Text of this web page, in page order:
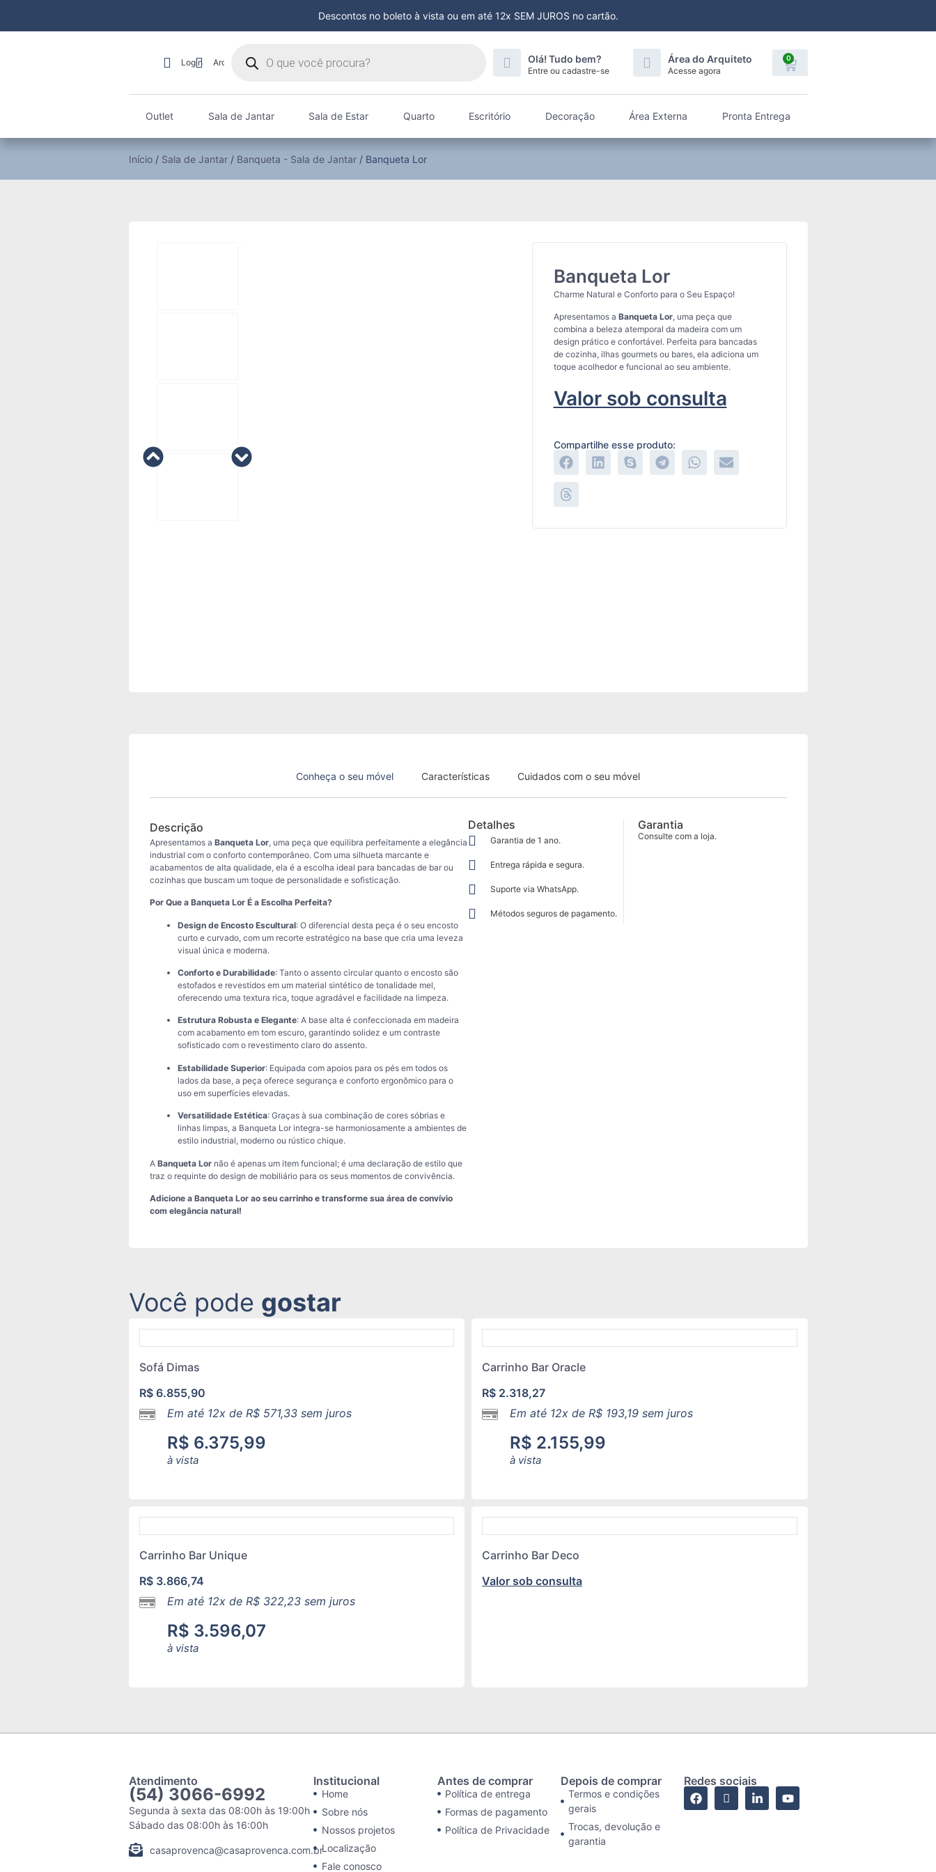
Descontos no boleto à vista ou em até 12x SEM JUROS no cartão.
Login Arquiteto Olá! Tudo bem?
Entre ou cadastre-se
Área do Arquiteto
Acesse agora
0
Outlet Sala de Jantar Sala de Estar Quarto Escritório Decoração Área Externa Pronta Entrega
Início/ Sala de Jantar/ Banqueta - Sala de Jantar/ Banqueta Lor
Banqueta Lor
Charme Natural e Conforto para o Seu Espaço!
Apresentamos a Banqueta Lor,uma peça que
combina a beleza atemporal da madeira com um
design prático e confortável. Perfeita para bancadas
de cozinha, ilhas gourmets ou bares, ela adiciona um
toque acolhedor e funcional ao seu ambiente.
Valor sob consulta
Compartilhe esse produto:
Conheça o seu móvel Características Cuidados com o seu móvel
Descrição
Apresentamos a Banqueta Lor, uma peça que equilibra perfeitamente a elegância
industrial com o conforto contemporâneo. Com uma silhueta marcante e
acabamentos de alta qualidade, ela é a escolha ideal para bancadas de bar ou
cozinhas que buscam um toque de personalidade e sofisticação.
Por Que a Banqueta Lor É a Escolha Perfeita?
Design de Encosto Escultural: O diferencial desta peça é o seu encosto
curto e curvado, com um recorte estratégico na base que cria uma leveza
visual única e moderna.
Conforto e Durabilidade: Tanto o assento circular quanto o encosto são
estofados e revestidos em um material sintético de tonalidade mel,
oferecendo uma textura rica, toque agradável e facilidade na limpeza.
Estrutura Robusta e Elegante: A base alta é confeccionada em madeira
com acabamento em tom escuro, garantindo solidez e um contraste
sofisticado com o revestimento claro do assento.
Estabilidade Superior: Equipada com apoios para os pés em todos os
lados da base, a peça oferece segurança e conforto ergonômico para o
uso em superfícies elevadas.
Versatilidade Estética: Graças à sua combinação de cores sóbrias e
linhas limpas, a Banqueta Lor integra-se harmoniosamente a ambientes de
estilo industrial, moderno ou rústico chique.
A Banqueta Lornão é apenas um item funcional; é uma declaração de estilo que
traz o requinte do design de mobiliário para os seus momentos de convivência.
Adicione a Banqueta Lor ao seu carrinho e transforme sua área de convívio
com elegância natural!
Detalhes
Garantia de 1 ano.
Entrega rápida e segura.
Suporte via WhatsApp.
Métodos seguros de pagamento.
Garantia
Consulte com a loja.
Você pode gostar
Sofá Dimas
R$6.855,90
Em até 12x de R$571,33sem juros
R$ 6.375,99
à vista
Carrinho Bar Oracle
R$ 2.318,27
Em até 12x de R$ 193,19 sem juros
R$ 2.155,99
à vista
Carrinho Bar Unique
R$3.866,74
Em até 12x de R$322,23sem juros
R$ 3.596,07
à vista
Carrinho Bar Deco
Valor sob consulta
Atendimento
(54) 3066-6992
Segunda à sexta das 08:00h às 19:00h
Sábado das 08:00h às 16:00h
casaprovenca@casaprovenca.com.br
Institucional
Home
Sobre nós
Nossos projetos
Localização
Fale conosco
Antes de comprar
Política de entrega
Formas de pagamento
Política de Privacidade
Depois de comprar
Termos e condições
gerais
Trocas, devolução e
garantia
Redes sociais